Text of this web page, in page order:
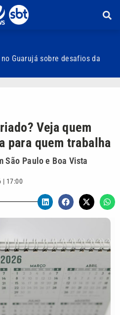
Guarujá sobre desafios da
Veja quem
para quem trabalha
São Paulo e Boa Vista
| 17:00